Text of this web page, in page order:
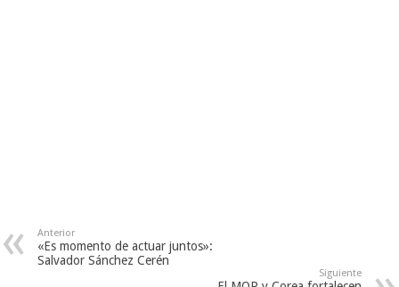
Anterior
«Es momento de actuar juntos»:
Salvador Sánchez Cerén
Siguiente